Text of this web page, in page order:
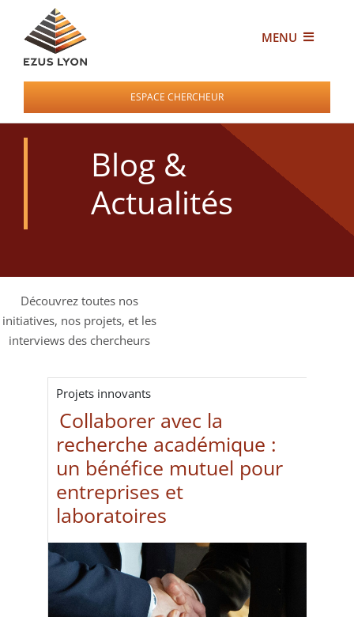
contenu
MENU
Qui sommes-nous ?
Contact
ESPACE CHERCHEUR
Blog &
Actualités
Découvrez toutes nos
initiatives, nos projets, et les
interviews des chercheurs
Projets innovants
Collaborer avec la
recherche académique :
un bénéfice mutuel pour
entreprises et
laboratoires